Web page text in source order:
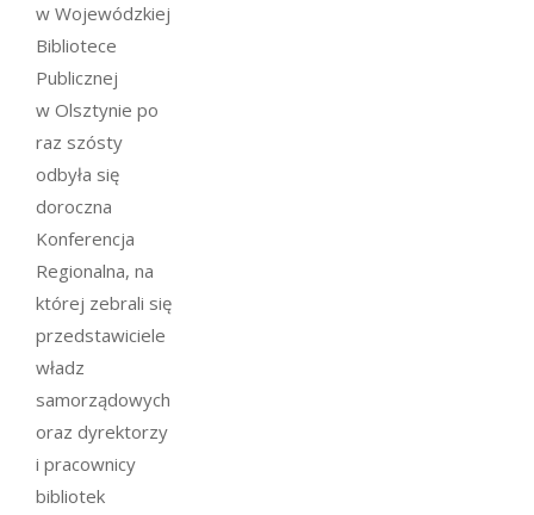
w Wojewódzkiej
Bibliotece
Publicznej
w Olsztynie po
raz szósty
odbyła się
doroczna
Konferencja
Regionalna, na
której zebrali się
przedstawiciele
władz
samorządowych
oraz dyrektorzy
i pracownicy
bibliotek